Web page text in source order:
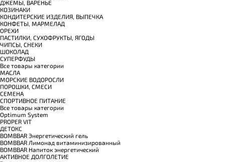
ДЖЕМЫ, ВАРЕНЬЕ
КОЗИНАКИ
КОНДИТЕРСКИЕ ИЗДЕЛИЯ, ВЫПЕЧКА
КОНФЕТЫ, МАРМЕЛАД
ОРЕХИ
ПАСТИЛКИ, СУХОФРУКТЫ, ЯГОДЫ
ЧИПСЫ, СНЕКИ
ШОКОЛАД
СУПЕРФУДЫ
Все товары категории
МАСЛА
МОРСКИЕ ВОДОРОСЛИ
ПОРОШКИ, СМЕСИ
СЕМЕНА
СПОРТИВНОЕ ПИТАНИЕ
Все товары категории
Optimum System
PROPER VIT
ДЕТОКС
BOMBBAR Энергетический гель
BOMBBAR Лимонад витаминизированный
BOMBBAR Напиток энергетический
АКТИВНОЕ ДОЛГОЛЕТИЕ